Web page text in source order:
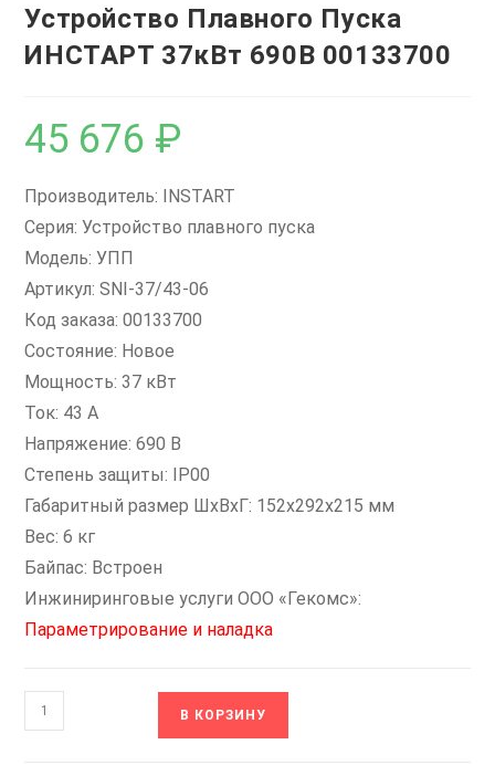
Устройство Плавного Пуска
ИНСТАРТ 37кВт 690В 00133700
45 676 ₽
Производитель: INSTART
Серия: Устройство плавного пуска
Модель: УПП
Артикул: SNI-37/43-06
Код заказа: 00133700
Состояние: Новое
Мощность: 37 кВт
Ток: 43 А
Напряжение: 690 В
Степень защиты: IP00
Габаритный размер ШxВxГ: 152x292x215 мм
Вес: 6 кг
Байпас: Встроен
Инжиниринговые услуги ООО «Гекомс»:
Параметрирование и наладка
Количество
товара
В КОРЗИНУ